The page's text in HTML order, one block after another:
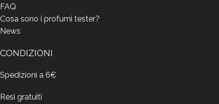
FAQ
Cosa sono i profumi tester?
News
CONDIZIONI
Spedizioni a 6€
Resi gratuiti